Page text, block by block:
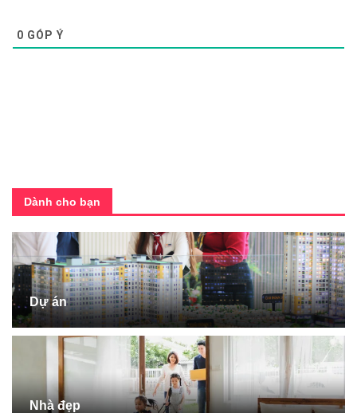
0 GÓP Ý
Dành cho bạn
Dự án
Nhà đẹp